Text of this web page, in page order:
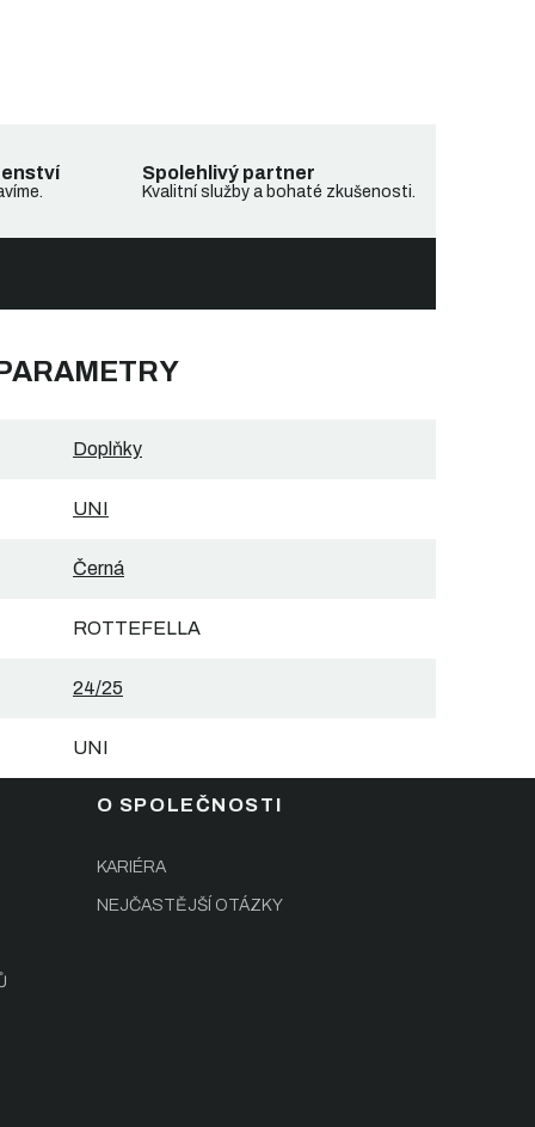
Spolehlivý partner
Kvalitní služby a bohaté zkušenosti.
Doplňky
UNI
Černá
ROTTEFELLA
24/25
UNI
O SPOLEČNOSTI
KARIÉRA
NEJČASTĚJŠÍ OTÁZKY